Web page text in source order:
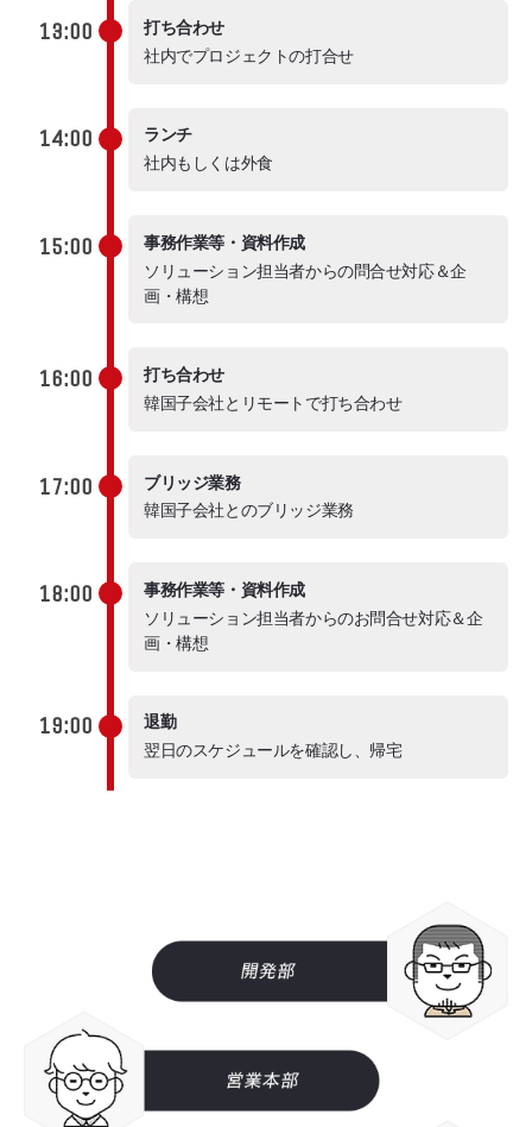
13:00
打ち合わせ
社内でプロジェクトの打合せ
14:00
ランチ
社内もしくは外食
15:00
事務作業等・資料作成
ソリューション担当者からの問合せ対応＆企
画・構想
16:00
打ち合わせ
韓国子会社とリモートで打ち合わせ
17:00
ブリッジ業務
韓国子会社とのブリッジ業務
18:00
事務作業等・資料作成
ソリューション担当者からのお問合せ対応＆企
画・構想
19:00
退勤
翌日のスケジュールを確認し、帰宅